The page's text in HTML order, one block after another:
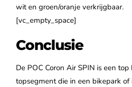
wit en groen/oranje verkrijgbaar.
[vc_empty_space]
Conclusie
De POC Coron Air SPIN is een
topsegment die in een bikepark of